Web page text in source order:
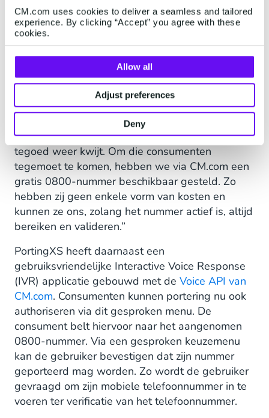
CM.com uses cookies to deliver a seamless and tailored
experience. By clicking “Accept” you agree with these
cookies.
Allow all
Adjust preferences
Deny
Naast SMS wilde PortingXS ook Voice inzetten
voor authorisatie. Tim: “Klanten in het
porteringsproces hebben niet altijd de
mogelijkheid om SMS berichten te versturen,
bijvoorbeeld doordat ze een prepaid account
hebben. Als je geen beltegoed meer hebt, zou je
dan eerst moeten opwaarderen, waardoor je 10
euro moet spenderen. En zodra je nummer is
overgezet naar een andere operator, ben je dat
tegoed weer kwijt. Om die consumenten
tegemoet te komen, hebben we via CM.com een
gratis 0800-nummer beschikbaar gesteld. Zo
hebben zij geen enkele vorm van kosten en
kunnen ze ons, zolang het nummer actief is, altijd
bereiken en valideren.”
PortingXS heeft daarnaast een
gebruiksvriendelijke Interactive Voice Response
(IVR) applicatie gebouwd met de Voice API van
CM.com. Consumenten kunnen portering nu ook
authoriseren via dit gesproken menu. De
consument belt hiervoor naar het aangenomen
0800-nummer. Via een gesproken keuzemenu
kan de gebruiker bevestigen dat zijn nummer
geporteerd mag worden. Zo wordt de gebruiker
gevraagd om zijn mobiele telefoonnummer in te
voeren ter verificatie van het telefoonnummer.